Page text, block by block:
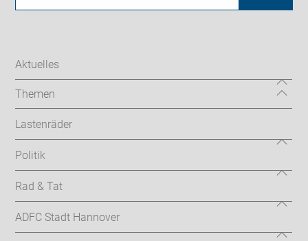
Aktuelles
Themen
Lastenräder
Politik
Rad & Tat
ADFC Stadt Hannover